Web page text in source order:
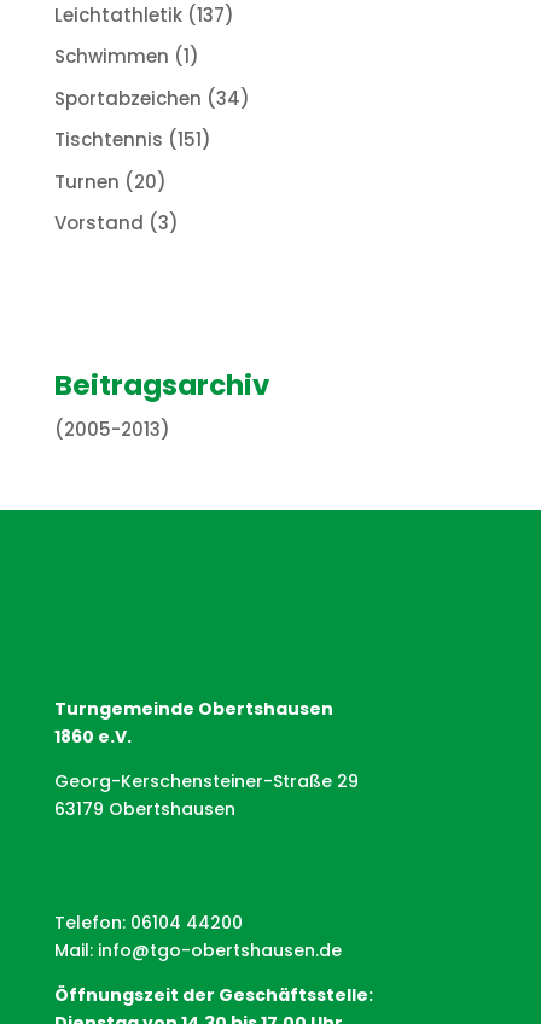
Leichtathletik(137)
Schwimmen (1)
Sportabzeichen (34)
Tischtennis (151)
Turnen (20)
Vorstand (3)
Beitragsarchiv
(2005-2013)
Turngemeinde Obertshausen
1860 e.V.
Georg-Kerschensteiner-Straße 29
63179 Obertshausen
Telefon: 06104 44200
Mail: info@tgo-obertshausen.de
Öffnungszeit der Geschäftsstelle: